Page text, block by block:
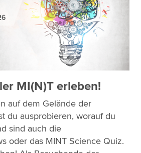
MI(N)T erleben!
auf dem Gelände der
du ausprobieren, worauf du
sind auch die
oder das MINT Science Quiz.